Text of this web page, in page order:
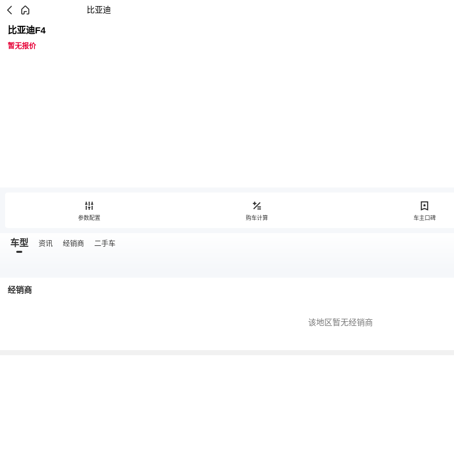
比亚迪
比亚迪F4
暂无报价
参数配置 购车计算 车主口碑
车型 资讯 经销商 二手车
经销商
该地区暂无经销商